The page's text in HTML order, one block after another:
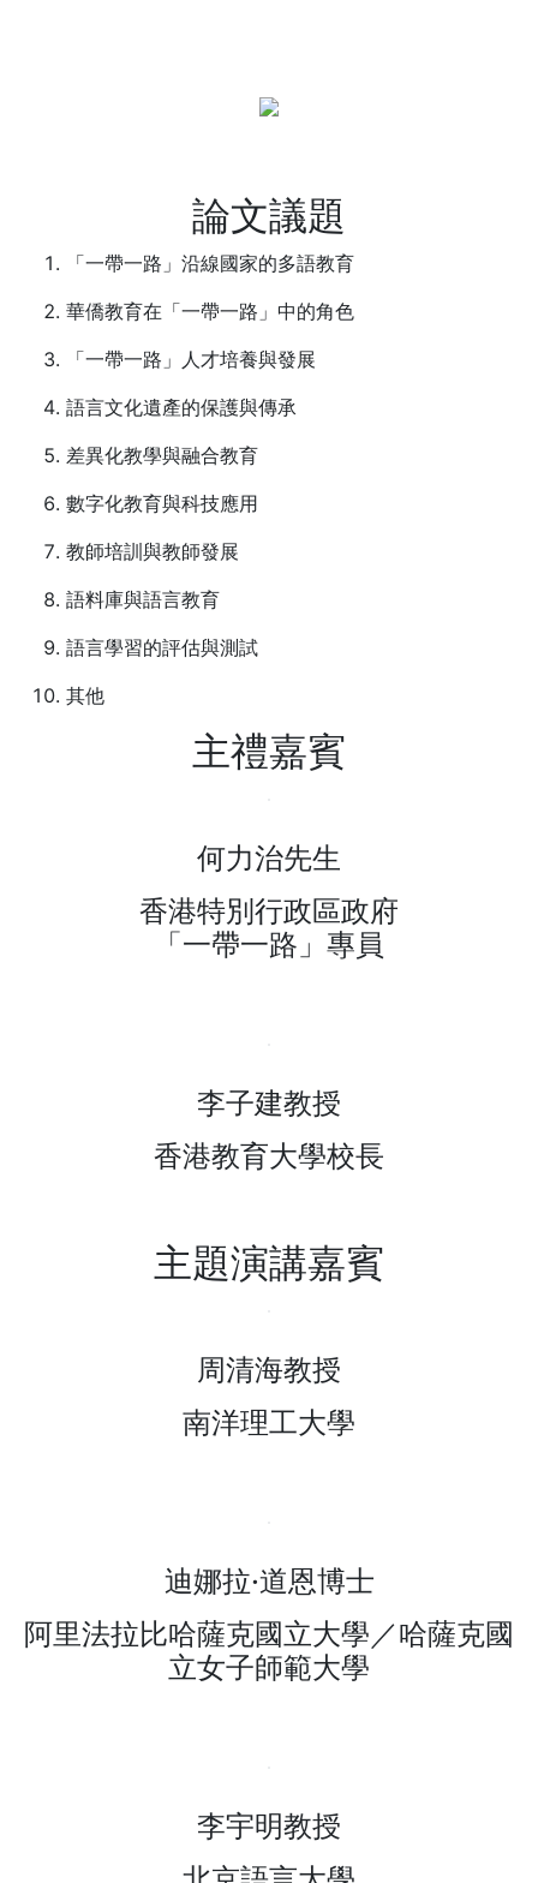
論文議題
「一帶一路」沿線國家的多語教育
華僑教育在「一帶一路」中的角色
「一帶一路」人才培養與發展
語言文化遺產的保護與傳承
差異化教學與融合教育
數字化教育與科技應用
教師培訓與教師發展
語料庫與語言教育
語言學習的評估與測試
其他
主禮嘉賓
何力治先生
香港特別行政區政府
「一帶一路」專員
李子建教授
香港教育大學校長
主題演講嘉賓
周清海教授
南洋理工大學
迪娜拉·道恩博士
阿里法拉比哈薩克國立大學／哈薩克國
立女子師範大學
李宇明教授